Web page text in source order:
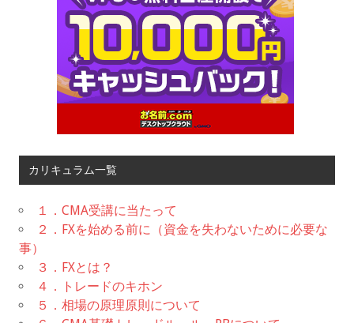
カリキュラム一覧
１．CMA受講に当たって
２．FXを始める前に（資金を失わないために必要な
事）
３．FXとは？
４．トレードのキホン
５．相場の原理原則について